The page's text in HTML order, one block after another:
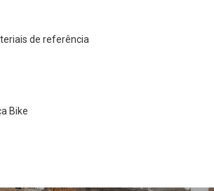
de referência
Bike